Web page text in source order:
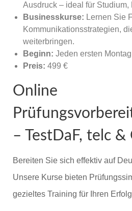
Ausdruck – ideal für Studium,
Businesskurse: Lernen Sie
Kommunikationsstrategien,
weiterbringen.
Beginn: Jeden ersten
Preis: 499 €
Online
– TestDaF, telc &
Bereiten Sie sich effektiv auf
Unsere Kurse bieten
gezieltes Training für Ihren